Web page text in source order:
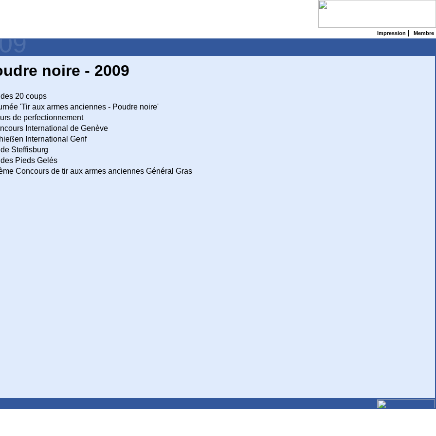
Impression Membre
noire - 2009
20 coups
'Tir aux armes anciennes - Poudre noire'
de perfectionnement
International de Genève
International Genf
Steffisburg
Pieds Gelés
Concours de tir aux armes anciennes Général Gras